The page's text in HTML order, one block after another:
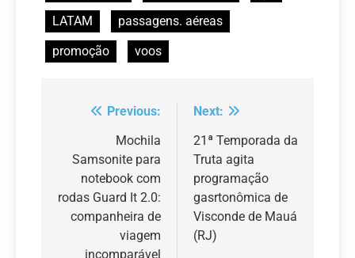
LATAM
passagens. aéreas
promoção
voos
Navegação
Post
Previous:
Mochila
Samsonite para
notebook com
rodas Guard It 2.0:
companheira de
viagem
incomparável
Next:
21ª Temporada da
Truta agita
programação
gasrtonômica de
Visconde de Mauá
(RJ)